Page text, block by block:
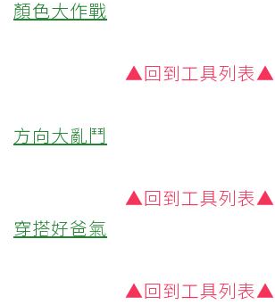
顏色大作戰
▲回到工具列表▲
方向大亂鬥
▲回到工具列表▲
穿搭好爸氣
▲回到工具列表▲